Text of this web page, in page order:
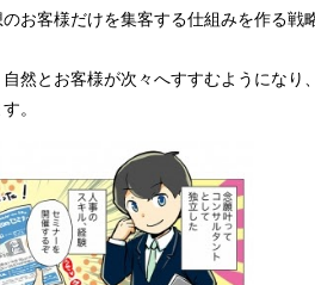
お客様だけを集客する仕組みを作る戦
然とお客様が次々へすすむようになり、
。